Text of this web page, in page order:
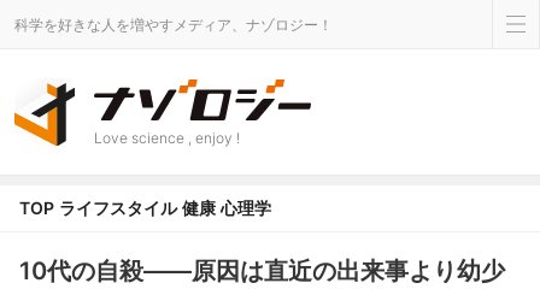
科学を好きな人を増やすメディア、ナゾロジー！
Love science , enjoy !
TOP ライフスタイル 健康 心理学
10代の自殺――原因は直近の出来事より幼少